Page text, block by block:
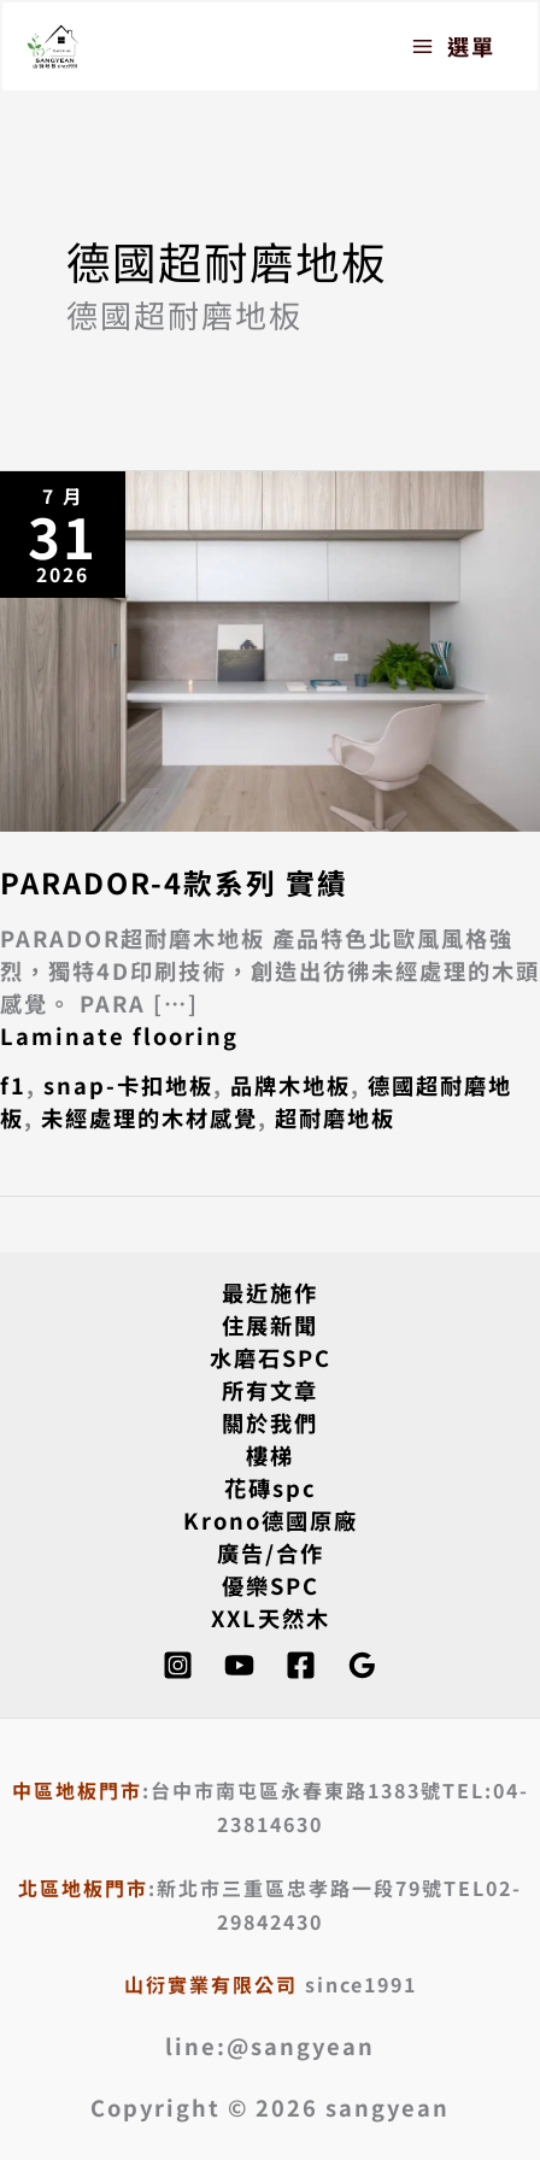
選單
德國超耐磨地板
德國超耐磨地板
7 月
31
2026
PARADOR-4款系列 實績
PARADOR超耐磨木地板 產品特色北歐風風格強
烈，獨特4D印刷技術，創造出彷彿未經處理的木頭
感覺。 PARA […]
Laminate flooring
f1, snap-卡扣地板, 品牌木地板, 德國超耐磨地
板, 未經處理的木材感覺, 超耐磨地板
最近施作
住展新聞
水磨石SPC
所有文章
關於我們
樓梯
花磚spc
Krono德國原廠
廣告/合作
優樂SPC
XXL天然木
中區地板門市:台中市南屯區永春東路1383號TEL:04-
23814630
北區地板門市:新北市三重區忠孝路一段79號TEL02-
29842430
山衍實業有限公司 since1991
line:@sangyean
Copyright © 2026 sangyean